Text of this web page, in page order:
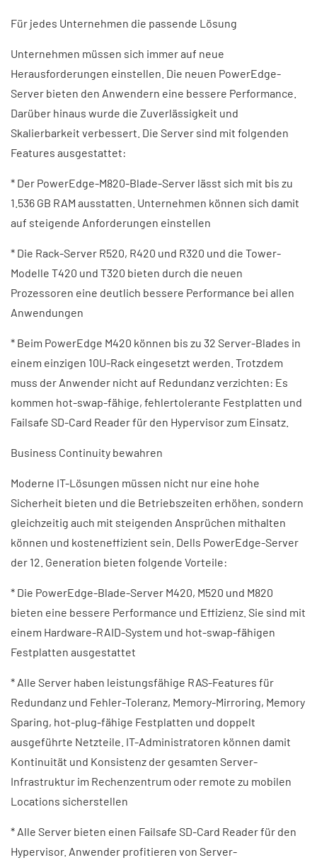
Für jedes Unternehmen die passende Lösung
Unternehmen müssen sich immer auf neue
Herausforderungen einstellen. Die neuen PowerEdge-
Server bieten den Anwendern eine bessere Performance.
Darüber hinaus wurde die Zuverlässigkeit und
Skalierbarkeit verbessert. Die Server sind mit folgenden
Features ausgestattet:
* Der PowerEdge-M820-Blade-Server lässt sich mit bis zu
1.536 GB RAM ausstatten. Unternehmen können sich damit
auf steigende Anforderungen einstellen
* Die Rack-Server R520, R420 und R320 und die Tower-
Modelle T420 und T320 bieten durch die neuen
Prozessoren eine deutlich bessere Performance bei allen
Anwendungen
* Beim PowerEdge M420 können bis zu 32 Server-Blades in
einem einzigen 10U-Rack eingesetzt werden. Trotzdem
muss der Anwender nicht auf Redundanz verzichten: Es
kommen hot-swap-fähige, fehlertolerante Festplatten und
Failsafe SD-Card Reader für den Hypervisor zum Einsatz.
Business Continuity bewahren
Moderne IT-Lösungen müssen nicht nur eine hohe
Sicherheit bieten und die Betriebszeiten erhöhen, sondern
gleichzeitig auch mit steigenden Ansprüchen mithalten
können und kosteneffizient sein. Dells PowerEdge-Server
der 12. Generation bieten folgende Vorteile:
* Die PowerEdge-Blade-Server M420, M520 und M820
bieten eine bessere Performance und Effizienz. Sie sind mit
einem Hardware-RAID-System und hot-swap-fähigen
Festplatten ausgestattet
* Alle Server haben leistungsfähige RAS-Features für
Redundanz und Fehler-Toleranz, Memory-Mirroring, Memory
Sparing, hot-plug-fähige Festplatten und doppelt
ausgeführte Netzteile. IT-Administratoren können damit
Kontinuität und Konsistenz der gesamten Server-
Infrastruktur im Rechenzentrum oder remote zu mobilen
Locations sicherstellen
* Alle Server bieten einen Failsafe SD-Card Reader für den
Hypervisor. Anwender profitieren von Server-